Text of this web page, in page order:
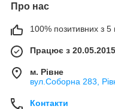
Про нас
100% позитивних з 5
Працює з 20.05.2015
м. Рівне
вул.Соборна 283,
Контакти